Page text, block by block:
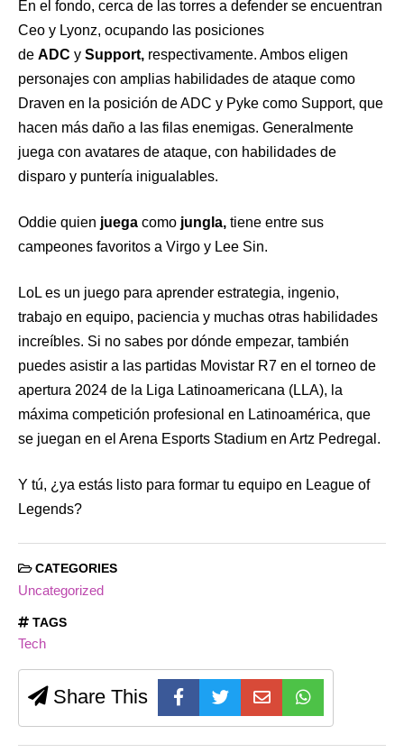
En el fondo, cerca de las torres a defender se encuentran
Ceo y Lyonz, ocupando las posiciones
de ADC y Support, respectivamente. Ambos eligen
personajes con amplias habilidades de ataque como
Draven en la posición de ADC y Pyke como Support, que
hacen más daño a las filas enemigas. Generalmente
juega con avatares de ataque, con habilidades de
disparo y puntería inigualables.
Oddie quien juega como jungla, tiene entre sus
campeones favoritos a Virgo y Lee Sin.
LoL es un juego para aprender estrategia, ingenio,
trabajo en equipo, paciencia y muchas otras habilidades
increíbles. Si no sabes por dónde empezar, también
puedes asistir a las partidas Movistar R7 en el torneo de
apertura 2024 de la Liga Latinoamericana (LLA), la
máxima competición profesional en Latinoamérica, que
se juegan en el Arena Esports Stadium en Artz Pedregal.
Y tú, ¿ya estás listo para formar tu equipo en League of
Legends?
CATEGORIES
Uncategorized
TAGS
Tech
Share This